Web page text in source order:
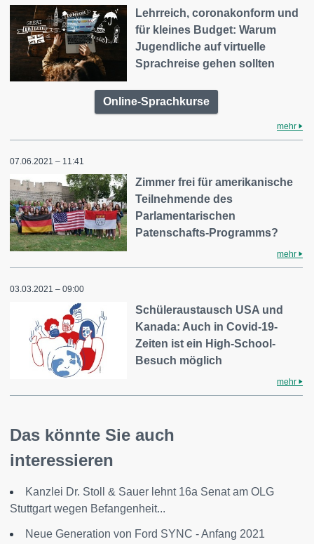
Lehrreich, coronakonform und
für kleines Budget: Warum
Jugendliche auf virtuelle
Sprachreise gehen sollten
Online-Sprachkurse
mehr
07.06.2021 – 11:41
Zimmer frei für amerikanische
Teilnehmende des
Parlamentarischen
Patenschafts-Programms?
mehr
03.03.2021 – 09:00
Schüleraustausch USA und
Kanada: Auch in Covid-19-
Zeiten ist ein High-School-
Besuch möglich
mehr
Das könnte Sie auch
interessieren
Kanzlei Dr. Stoll & Sauer lehnt 16a Senat am OLG
Stuttgart wegen Befangenheit...
Neue Generation von Ford SYNC - Anfang 2021